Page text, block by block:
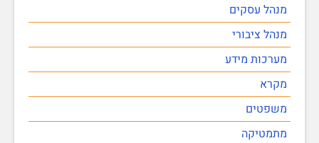
מנהל עסקים
מנהל ציבורי
מערכות מידע
מקרא
משפטים
מתמטיקה